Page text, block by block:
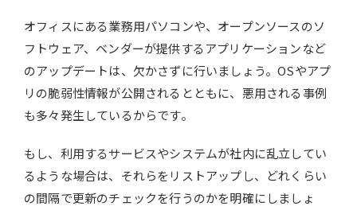
オフィスにある業務用パソコンや、オープンソースのソ
フトウェア、ベンダーが提供するアプリケーションなど
のアップデートは、欠かさずに行いましょう。OSやアプ
リの脆弱性情報が公開されるとともに、悪用される事例
も多々発生しているからです。
もし、利用するサービスやシステムが社内に乱立してい
るような場合は、それらをリストアップし、どれくらい
の間隔で更新のチェックを行うのかを明確にしましょ